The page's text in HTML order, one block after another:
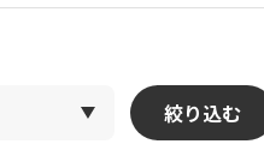
絞り込む